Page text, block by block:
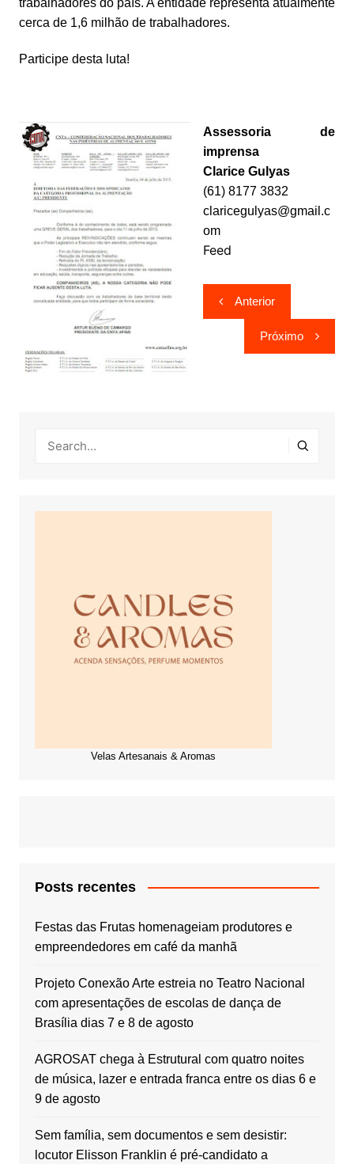
trabalhadores do país. A entidade representa atualmente
cerca de 1,6 milhão de trabalhadores.
Participe desta luta!
Assessoria de
imprensa
Clarice Gulyas
(61) 8177 3832
claricegulyas@gmail.c
om
Feed
Navegação
Post
Anterior
Próximo
Velas Artesanais & Aromas
Posts recentes
Festas das Frutas homenageiam produtores e
empreendedores em café da manhã
Projeto Conexão Arte estreia no Teatro Nacional
com apresentações de escolas de dança de
Brasília dias 7 e 8 de agosto
AGROSAT chega à Estrutural com quatro noites
de música, lazer e entrada franca entre os dias 6 e
9 de agosto
Sem família, sem documentos e sem desistir:
locutor Elisson Franklin é pré-candidato a